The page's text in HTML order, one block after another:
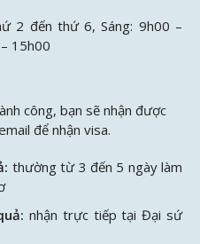
2 đến thứ 6, Sáng: 9h00 –
15h00
công, bạn sẽ nhận được
để nhận visa.
thường từ 3 đến 5 ngày làm
nhận trực tiếp tại Đại sứ